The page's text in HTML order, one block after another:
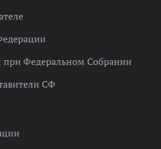
при Федеральном Собрании
СФ